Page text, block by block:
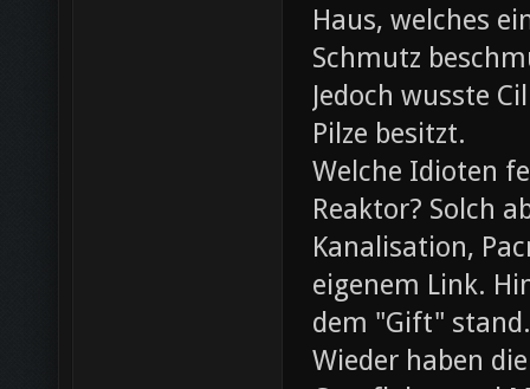
Haus, welches
Schmutz
Jedoch wusste
Pilze besitzt.
Welche Idioten
Reaktor? Solch
Kanalisation,
eigenem Link.
dem "Gift" stand.
Wieder haben